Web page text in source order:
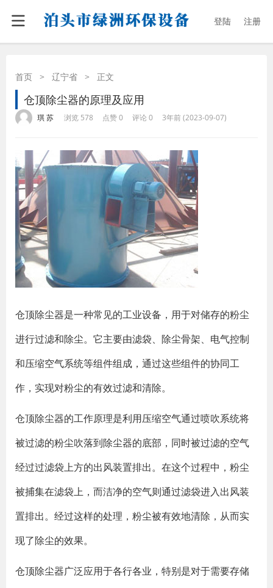
登陆 注册
首页 > 辽宁省 > 正文
仓顶除尘器的原理及应用
琪 苏 浏览 578 点赞 0 评论 0 3年前 (2023-09-07)
仓顶除尘器是一种常见的工业设备，用于对储存的粉尘
进行过滤和除尘。它主要由滤袋、除尘骨架、电气控制
和压缩空气系统等组件组成，通过这些组件的协同工
作，实现对粉尘的有效过滤和清除。
仓顶除尘器的工作原理是利用压缩空气通过喷吹系统将
被过滤的粉尘吹落到除尘器的底部，同时被过滤的空气
经过过滤袋上方的出风装置排出。在这个过程中，粉尘
被捕集在滤袋上，而洁净的空气则通过滤袋进入出风装
置排出。经过这样的处理，粉尘被有效地清除，从而实
现了除尘的效果。
仓顶除尘器广泛应用于各行各业，特别是对于需要存储